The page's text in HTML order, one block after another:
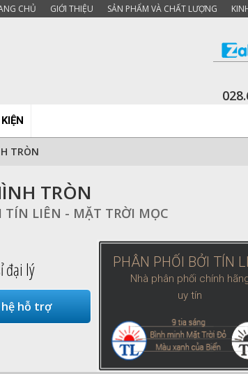
CHỦ GIỚI THIỆU SẢN PHẨM VÀ CHẤT LƯỢNG
TRÒN
TRÒN
TÍN LIÊN - MẶT TRỜI MỌC
đại lý
hệ hỗ trợ
PHÂN PHỐI BỞI TÍN
Nhà phân phối chính
uy tín